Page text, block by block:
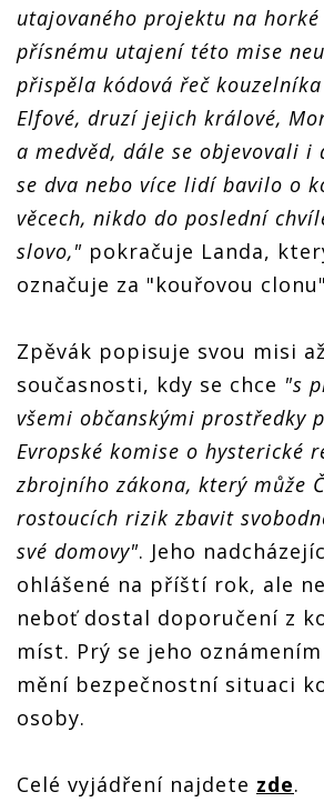
utajovaného projektu na horké
přísnému utajení této mise
přispěla kódová řeč
Elfové, druzí jejich králové,
a medvěd, dále se objevovali i
se dva nebo více lidí bavilo o
věcech, nikdo do poslední
slovo," pokračuje Landa,
označuje za "kouřovou
Zpěvák popisuje svou misi
současnosti, kdy se chce "s
všemi občanskými prostředky
Evropské komise o hysterické
zbrojního zákona, který může
rostoucích rizik zbavit
své domovy". Jeho
ohlášené na příští rok, ale
neboť dostal doporučení z
míst. Prý se jeho
mění bezpečnostní situaci
osoby.
Celé vyjádření najdete zde.